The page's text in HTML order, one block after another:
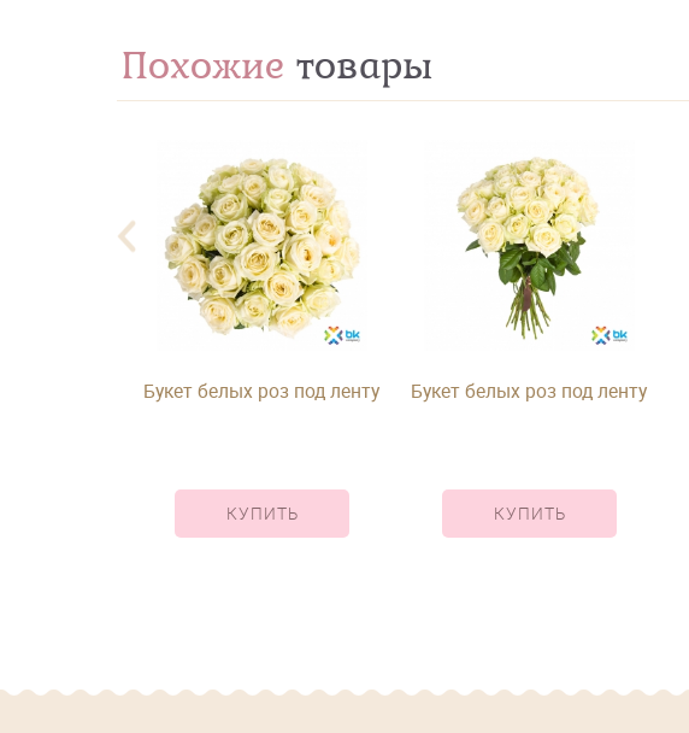
Похожие товары
Букет белых роз под ленту
КУПИТЬ
Букет белых роз под ленту
КУПИТЬ